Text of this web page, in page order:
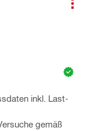
inkl. Last-
gemäß